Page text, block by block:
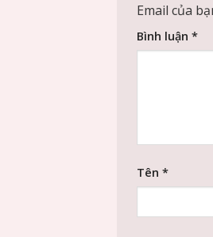
Email của
Bình luận *
Tên *